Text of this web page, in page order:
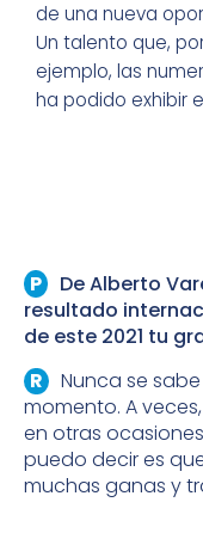
de una nueva
Un talento que,
ejemplo, las
ha podido exhibir
De Alberto
resultado
de este 2021 tu
Nunca se
momento. A
en otras
puedo decir es
muchas ganas y